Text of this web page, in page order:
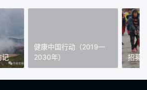
记
健康中国行动（2019—
2030年）
招募